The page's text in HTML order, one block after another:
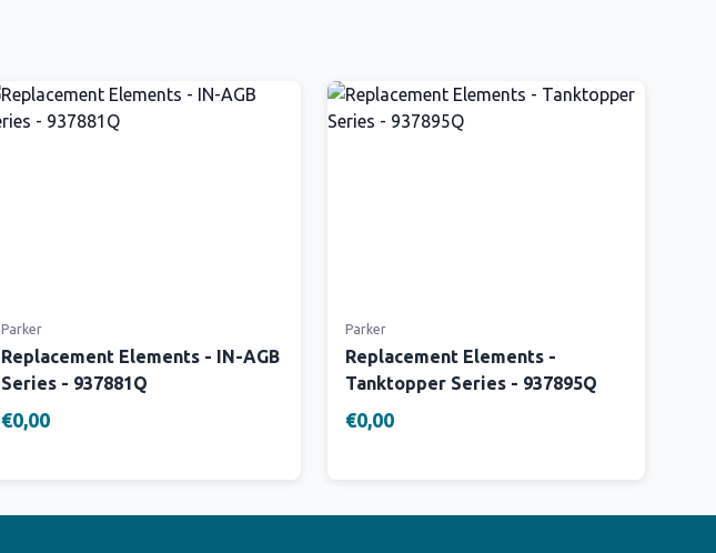
Parker
Replacement Elements - IN-AGB
Series - 937881Q
€0,00
Parker
Replacement Elements -
Tanktopper Series - 937895Q
€0,00